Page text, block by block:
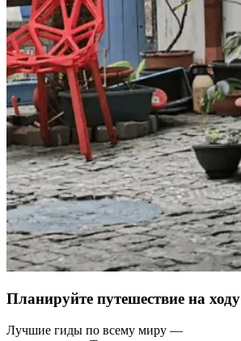
Планируйте путешествие на ходу
Лучшие гиды по всему миру —